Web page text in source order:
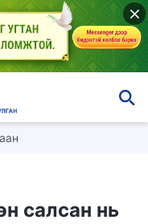
салсан нь